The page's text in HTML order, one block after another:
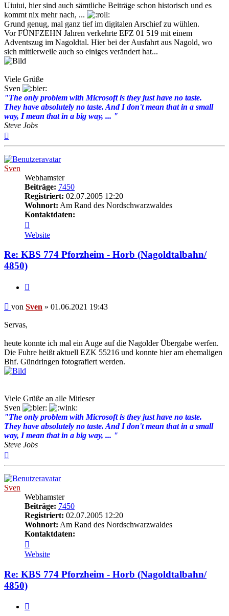
Uiuiui, hier sind auch sämtliche Beiträge schon historisch und es
kommt nix mehr nach, ...
Grund genug, mal ganz tief im digitalen Arschief zu wühlen.
Vor FÜNFZEHN Jahren verkehrte EFZ 01 519 mit einem
Adventszug im Nagoldtal. Hier bei der Ausfahrt aus Nagold, wo
sich mittlerweile auch so einiges verändert hat...
Viele Grüße
Sven
"The only problem with Microsoft is they just have no taste.
They have absolutely no taste. And I don't mean that in a small
way, I mean that in a big way, ... "
Steve Jobs
Sven
Webhamster
Beiträge: 7450
Registriert: 02.07.2005 12:20
Wohnort: Am Rand des Nordschwarzwaldes
Kontaktdaten:
von
Sven
Website
Re: KBS 774 Pforzheim - Horb (Nagoldtalbahn/
4850)
Beitrag
von Sven » 01.06.2021 19:43
Servas,
heute konnte ich mal ein Auge auf die Nagolder Übergabe werfen.
Die Fuhre heißt aktuell EZK 55216 und konnte hier am ehemaligen
Bhf. Gündringen fotografiert werden.
Viele Grüße an alle Mitleser
Sven
"The only problem with Microsoft is they just have no taste.
They have absolutely no taste. And I don't mean that in a small
way, I mean that in a big way, ... "
Steve Jobs
Sven
Webhamster
Beiträge: 7450
Registriert: 02.07.2005 12:20
Wohnort: Am Rand des Nordschwarzwaldes
Kontaktdaten:
von
Sven
Website
Re: KBS 774 Pforzheim - Horb (Nagoldtalbahn/
4850)